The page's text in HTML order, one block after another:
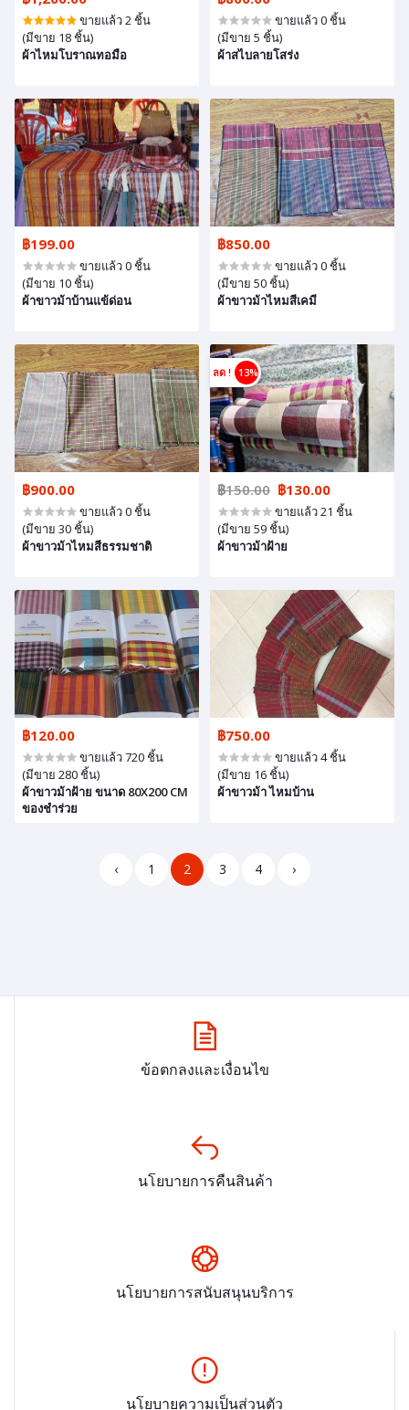
ขายแล้ว 2 ชิ้น
(มีขาย 18 ชิ้น)
ผ้าไหมโบราณทอมือ
ขายแล้ว 0 ชิ้น
(มีขาย 5 ชิ้น)
ผ้าสไบลายโสร่ง
฿199.00
ขายแล้ว 0 ชิ้น
(มีขาย 10 ชิ้น)
ผ้าขาวม้าบ้านแข้ด่อน
฿850.00
ขายแล้ว 0 ชิ้น
(มีขาย 50 ชิ้น)
ผ้าขาวม้าไหมสีเคมี
฿900.00
ขายแล้ว 0 ชิ้น
(มีขาย 30 ชิ้น)
ผ้าขาวม้าไหมสีธรรมชาติ
ลด ! 13%
฿150.00 ฿130.00
ขายแล้ว 21 ชิ้น
(มีขาย 59 ชิ้น)
ผ้าขาวม้าฝ้าย
฿120.00
ขายแล้ว 720 ชิ้น
(มีขาย 280 ชิ้น)
ผ้าขาวม้าฝ้าย ขนาด 80X200 CM
ของชำร่วย
฿750.00
ขายแล้ว 4 ชิ้น
(มีขาย 16 ชิ้น)
ผ้าขาวม้า ไหมบ้าน
‹ 1 2 3 4 ›
ข้อตกลงและเงื่อนไข
นโยบายการคืนสินค้า
นโยบายการสนับสนุนบริการ
นโยบายความเป็นส่วนตัว